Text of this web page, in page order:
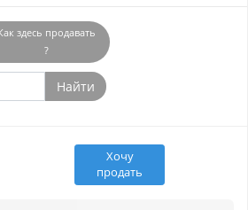
здесь продавать
?
Найти
Хочу
продать